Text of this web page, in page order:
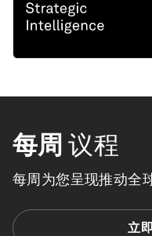
每周 议程
每周为您呈现推动全
立